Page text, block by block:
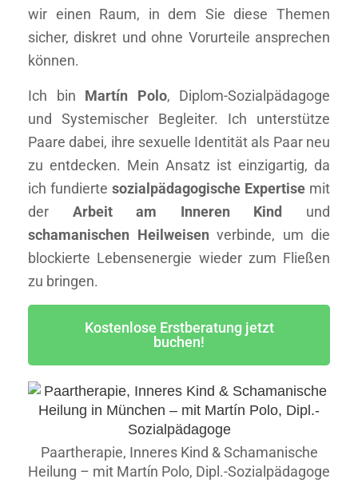
wir einen Raum, in dem Sie diese Themen
sicher, diskret und ohne Vorurteile ansprechen
können.
Ich bin Martín Polo, Diplom-Sozialpädagoge
und Systemischer Begleiter. Ich unterstütze
Paare dabei, ihre sexuelle Identität als Paar neu
zu entdecken. Mein Ansatz ist einzigartig, da
ich fundierte sozialpädagogische Expertise mit
der Arbeit am Inneren Kind
und
schamanischen Heilweisen verbinde, um die
blockierte Lebensenergie wieder zum Fließen
zu bringen.
Kostenlose Erstberatung jetzt
buchen!
Paartherapie, Inneres Kind & Schamanische
Heilung – mit Martín Polo, Dipl.-Sozialpädagoge